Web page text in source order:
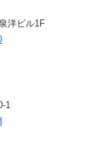
洋ビル1F
1